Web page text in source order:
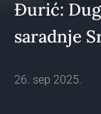
Đurić:
saradnje
26. sep 2025.